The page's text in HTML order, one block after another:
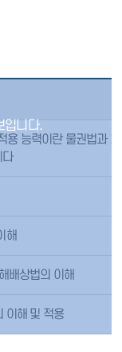
용 능력이란 물권법과
다
해
배상법의 이해
이해 및 적용